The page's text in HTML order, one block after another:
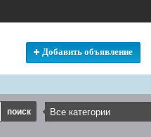
Добавить объявление